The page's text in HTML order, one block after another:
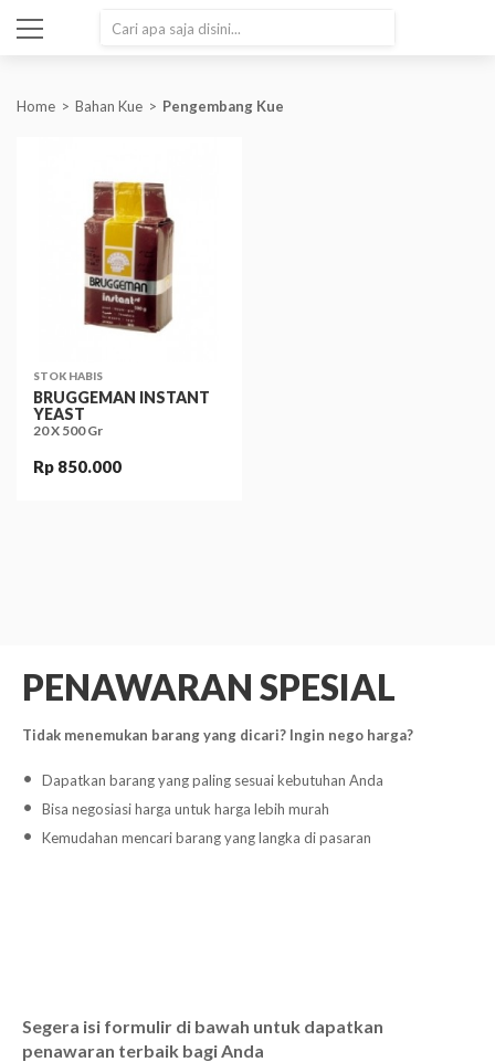
Home Bahan Kue Pengembang Kue
STOK HABIS
BRUGGEMAN INSTANT
YEAST
20 X 500 Gr
Rp 850.000
PENAWARAN SPESIAL
Tidak menemukan barang yang dicari? Ingin nego harga?
Dapatkan barang yang paling sesuai kebutuhan Anda
Bisa negosiasi harga untuk harga lebih murah
Kemudahan mencari barang yang langka di pasaran
Segera isi formulir di bawah untuk dapatkan
penawaran terbaik bagi Anda